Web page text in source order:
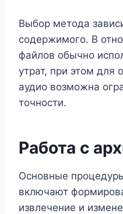
Выбор метода
содержимого. В
файлов обычно
утрат, при этом для
аудио возможна
точности.
Работа с
Основные
включают
извлечение и